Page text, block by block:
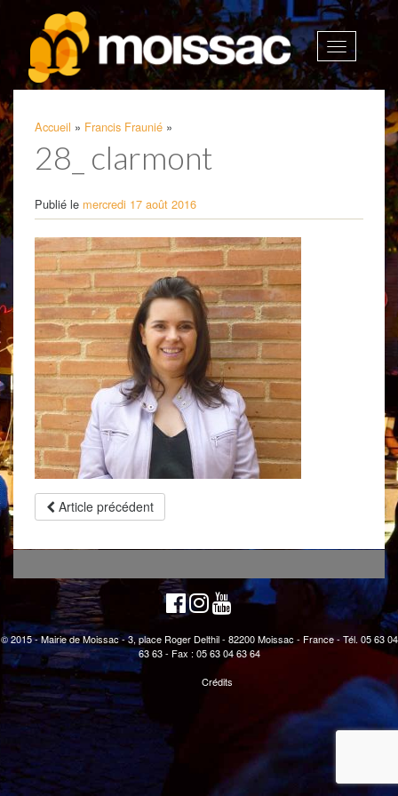
Afficher
la
Accueil » Francis Fraunié »
28_ clarmont
Publié le mercredi 17 août 2016
Article précédent
© 2015 - Mairie de Moissac - 3, place Roger Delthil - 82200 Moissac - France - Tél. 05 63 04
63 63 - Fax : 05 63 04 63 64
Crédits